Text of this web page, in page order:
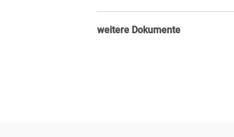
weitere Dokumente